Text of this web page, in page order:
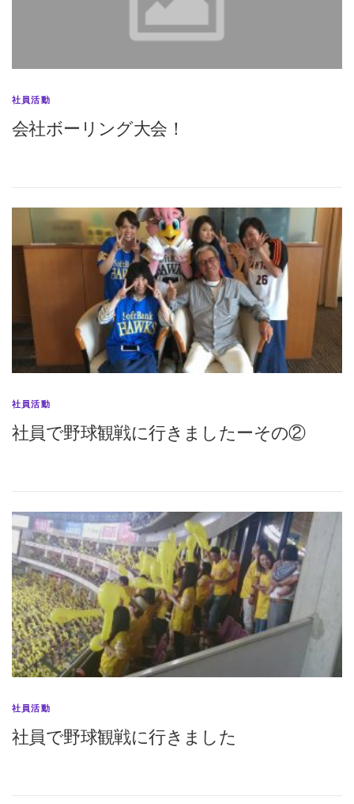
社員活動
会社ボーリング大会！
社員活動
社員で野球観戦に行きましたーその②
社員活動
社員で野球観戦に行きました